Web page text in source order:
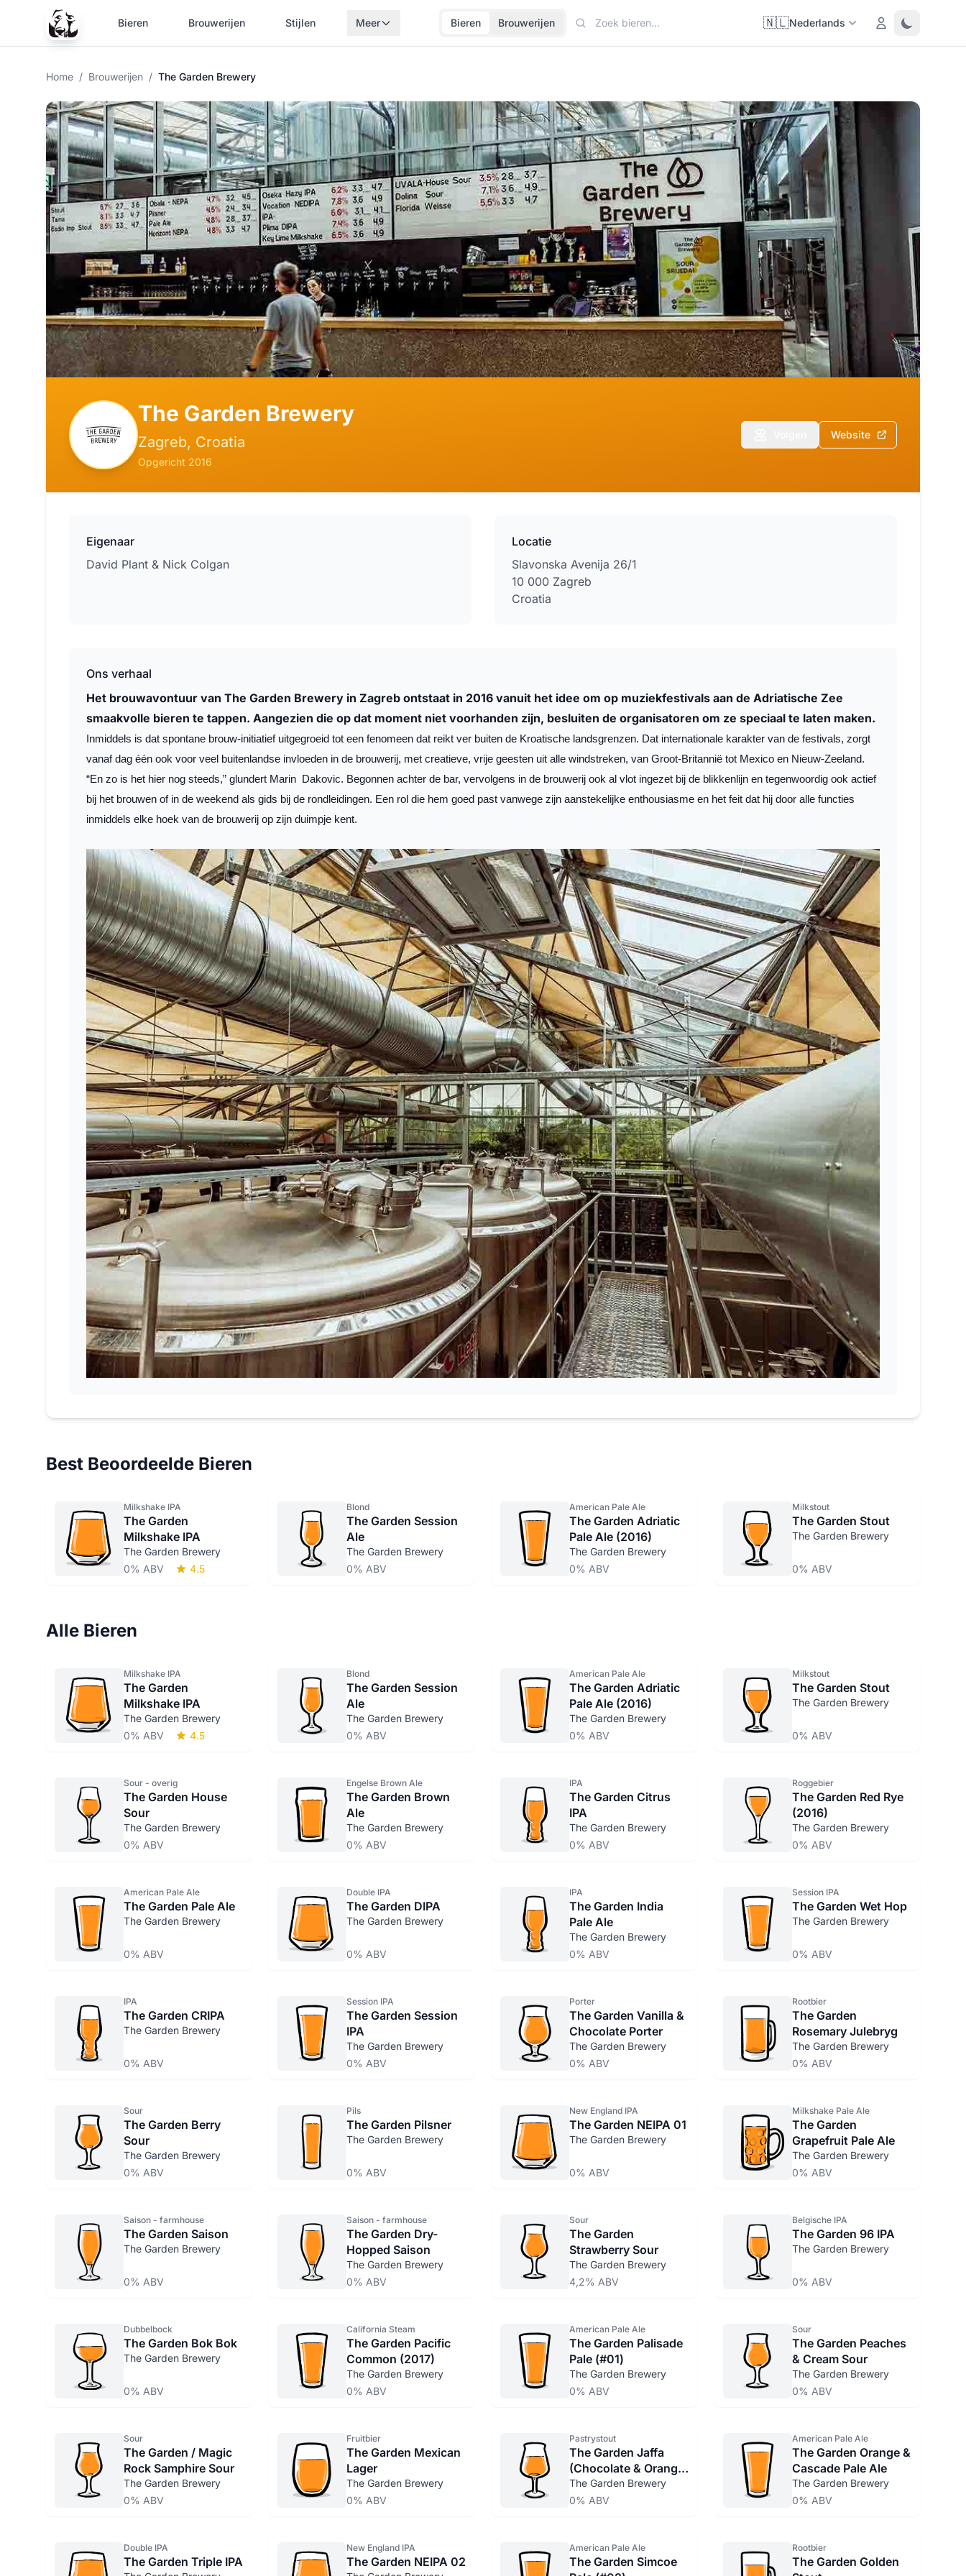
Bieren Brouwerijen Stijlen Meer Bieren Brouwerijen 🇳🇱Nederlands Login Toggle
Home / Brouwerijen / The Garden Brewery
The Garden Brewery
Zagreb, Croatia
Opgericht 2016
Website
Eigenaar
David Plant & Nick Colgan
Locatie
Slavonska Avenija 26/1
10 000 Zagreb
Croatia
Ons verhaal
Het brouwavontuur van The Garden Brewery in Zagreb ontstaat in 2016 vanuit het idee om op muziekfestivals aan de Adriatische Zee
smaakvolle bieren te tappen. Aangezien die op dat moment niet voorhanden zijn, besluiten de organisatoren om ze speciaal te laten maken.
Inmiddels is dat spontane brouw-initiatief uitgegroeid tot een fenomeen dat reikt ver buiten de Kroatische landsgrenzen. Dat internationale karakter van de festivals, zorgt
vanaf dag één ook voor veel buitenlandse invloeden in de brouwerij, met creatieve, vrije geesten uit alle windstreken, van Groot-Britannië tot Mexico en Nieuw-Zeeland.
“En zo is het hier nog steeds,” glundert Marin Dakovic. Begonnen achter de bar, vervolgens in de brouwerij ook al vlot ingezet bij de blikkenlijn en tegenwoordig ook actief
bij het brouwen of in de weekend als gids bij de rondleidingen. Een rol die hem goed past vanwege zijn aanstekelijke enthousiasme en het feit dat hij door alle functies
inmiddels elke hoek van de brouwerij op zijn duimpje kent.
Best Beoordeelde Bieren
Milkshake IPA
The Garden
Milkshake IPA
The Garden Brewery
0% ABV
4.5
Blond
The Garden Session
Ale
The Garden Brewery
0% ABV
American Pale Ale
The Garden Adriatic
Pale Ale (2016)
The Garden Brewery
0% ABV
Milkstout
The Garden Stout
The Garden Brewery
0% ABV
Alle Bieren
Milkshake IPA
The Garden
Milkshake IPA
The Garden Brewery
0% ABV
4.5
Blond
The Garden Session
Ale
The Garden Brewery
0% ABV
American Pale Ale
The Garden Adriatic
Pale Ale (2016)
The Garden Brewery
0% ABV
Milkstout
The Garden Stout
The Garden Brewery
0% ABV
Sour - overig
The Garden House
Sour
The Garden Brewery
0% ABV
Engelse Brown Ale
The Garden Brown
Ale
The Garden Brewery
0% ABV
IPA
The Garden Citrus
IPA
The Garden Brewery
0% ABV
Roggebier
The Garden Red Rye
(2016)
The Garden Brewery
0% ABV
American Pale Ale
The Garden Pale Ale
The Garden Brewery
0% ABV
Double IPA
The Garden DIPA
The Garden Brewery
0% ABV
IPA
The Garden India
Pale Ale
The Garden Brewery
0% ABV
Session IPA
The Garden Wet Hop
The Garden Brewery
0% ABV
IPA
The Garden CRIPA
The Garden Brewery
0% ABV
Session IPA
The Garden Session
IPA
The Garden Brewery
0% ABV
Porter
The Garden Vanilla &
Chocolate Porter
The Garden Brewery
0% ABV
Rootbier
The Garden
Rosemary Julebryg
The Garden Brewery
0% ABV
Sour
The Garden Berry
Sour
The Garden Brewery
0% ABV
Pils
The Garden Pilsner
The Garden Brewery
0% ABV
New England IPA
The Garden NEIPA 01
The Garden Brewery
0% ABV
Milkshake Pale Ale
The Garden
Grapefruit Pale Ale
The Garden Brewery
0% ABV
Saison - farmhouse
The Garden Saison
The Garden Brewery
0% ABV
Saison - farmhouse
The Garden Dry-
Hopped Saison
The Garden Brewery
0% ABV
Sour
The Garden
Strawberry Sour
The Garden Brewery
4,2% ABV
Belgische IPA
The Garden 96 IPA
The Garden Brewery
0% ABV
Dubbelbock
The Garden Bok Bok
The Garden Brewery
0% ABV
California Steam
The Garden Pacific
Common (2017)
The Garden Brewery
0% ABV
American Pale Ale
The Garden Palisade
Pale (#01)
The Garden Brewery
0% ABV
Sour
The Garden Peaches
& Cream Sour
The Garden Brewery
0% ABV
Sour
The Garden / Magic
Rock Samphire Sour
The Garden Brewery
0% ABV
Fruitbier
The Garden Mexican
Lager
The Garden Brewery
0% ABV
Pastrystout
The Garden Jaffa
(Chocolate & Orange)
Stout
The Garden Brewery
0% ABV
American Pale Ale
The Garden Orange &
Cascade Pale Ale
The Garden Brewery
0% ABV
Double IPA
The Garden Triple IPA
New England IPA
The Garden NEIPA 02
American Pale Ale
The Garden Simcoe
Rootbier
The Garden Golden